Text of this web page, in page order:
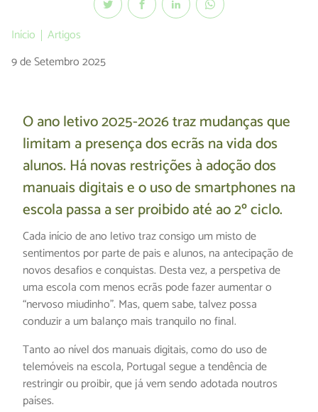
Início
Artigos
9 de Setembro 2025
O ano letivo 2025-2026 traz mudanças que
limitam a presença dos ecrãs na vida dos
alunos. Há novas restrições à adoção dos
manuais digitais e o uso de smartphones na
escola passa a ser proibido até ao 2º ciclo.
Cada início de ano letivo traz consigo um misto de
sentimentos por parte de pais e alunos, na antecipação de
novos desafios e conquistas. Desta vez, a perspetiva de
uma escola com menos ecrãs pode fazer aumentar o
“nervoso miudinho”. Mas, quem sabe, talvez possa
conduzir a um balanço mais tranquilo no final.
Tanto ao nível dos manuais digitais, como do uso de
telemóveis na escola, Portugal segue a tendência de
restringir ou proibir, que já vem sendo adotada noutros
países.